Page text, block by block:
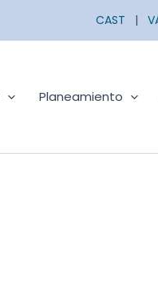
CAST |
Planeamiento